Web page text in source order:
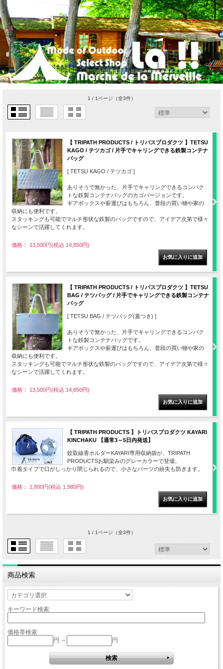
1 / 1ページ（全3件）
【 TRIPATH PRODUCTS / トリパスプロダクツ 】TETSU
KAGO / テツカゴ / 片手でキャリングできる鉄製コンテナ
バッグ
[ TETSU KAGO / テツカゴ ]
ありそうで無かった、片手でキャリングできるコンパク
トな鉄製コンテナバッグのカゴバージョンです。
ギアボックスや薪運びはもちろん、普段の買い物や家の
収納にも便利です。
スタッキングも可能でマルチ形状な鉄製のバッグですので、アイデア次第で様々
なシーンで活躍してくれます。
価格： 13,500円(税込 14,850円)
【 TRIPATH PRODUCTS / トリパスプロダクツ 】TETSU
BAG / テツバッグ / 片手でキャリングできる鉄製コンテナ
バッグ
[ TETSU BAG / テツバッグ(蓋つき) ]
ありそうで無かった、片手でキャリングできるコンパク
トな鉄製コンテナバッグです。
ギアボックスや薪運びはもちろん、普段の買い物や家の
収納にも便利です。
スタッキングも可能でマルチ形状な鉄製のバッグですので、アイデア次第で様々
なシーンで活躍してくれます。
価格： 13,500円(税込 14,850円)
【 TRIPATH PRODUCTS 】トリパスプロダクツ KAYARI
KINCHAKU 【通常3～5日内発送】
蚊取線香ホルダーKAYARI専用収納袋が、TRIPATH
PRODUCTSお馴染みのグレーカラーで登場。
巾着タイプで口がしっかり閉じられるので、小さなパーツの紛失も防ぎます。
価格： 1,800円(税込 1,980円)
1 / 1ページ（全3件）
商品検索
キーワード検索
価格帯検索
円 ～
円